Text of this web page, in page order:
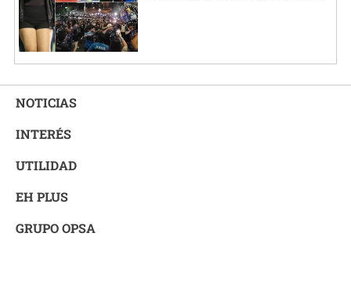
NOTICIAS
INTERÉS
UTILIDAD
EH PLUS
GRUPO OPSA